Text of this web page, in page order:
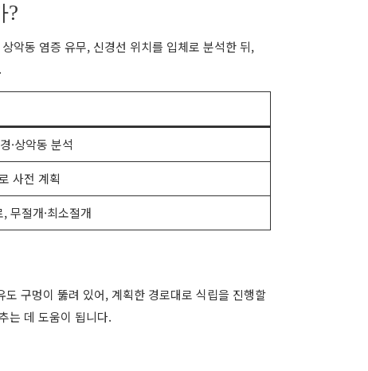
?
악동 염증 유무, 신경선 위치를 입체로 분석한 뒤,
·상악동 분석
사전 계획
무절개·최소절개
구멍이 뚫려 있어, 계획한 경로대로 식립을 진행할
는 데 도움이 됩니다.